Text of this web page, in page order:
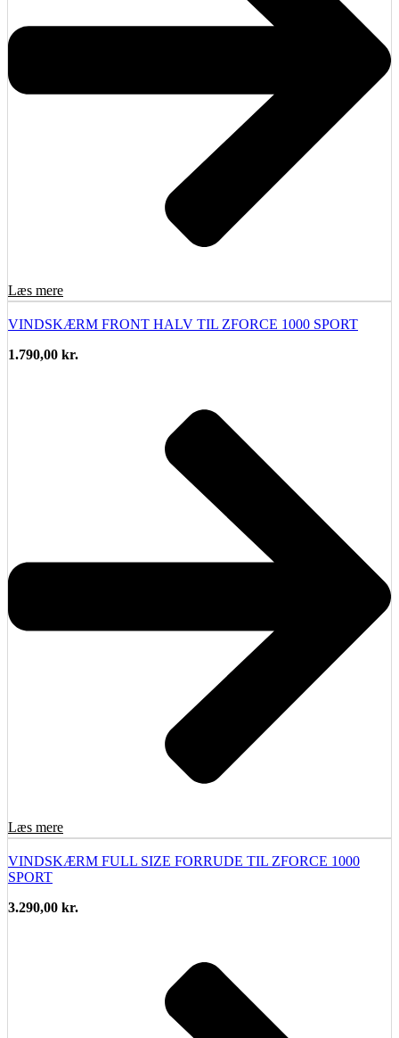
Læs mere
VINDSKÆRM FRONT HALV TIL ZFORCE 1000 SPORT
1.790,00 kr.
Læs mere
VINDSKÆRM FULL SIZE FORRUDE TIL ZFORCE 1000
SPORT
3.290,00 kr.